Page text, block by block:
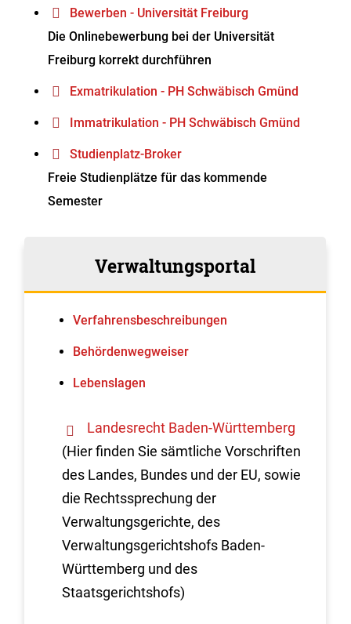
Bewerben - Universität Freiburg
Die Onlinebewerbung bei der Universität
Freiburg korrekt durchführen
Exmatrikulation - PH Schwäbisch Gmünd
Immatrikulation - PH Schwäbisch Gmünd
Studienplatz-Broker
Freie Studienplätze für das kommende
Semester
Verwaltungsportal
Verfahrens­beschreibungen
Behördenwegweiser
Lebenslagen
Landesrecht Baden-Württemberg
(Hier finden Sie sämtliche Vorschriften
des Landes, Bundes und der EU, sowie
die Rechtssprechung der
Verwaltungsgerichte, des
Verwaltungsgerichtshofs Baden-
Württemberg und des
Staatsgerichtshofs)